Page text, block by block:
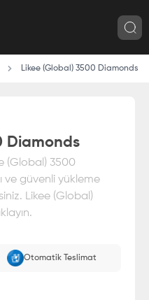
Likee (Global) 3500 Diamonds
Diamonds
(Global) 3500
ve güvenli yükleme
Likee (Global)
Otomatik Teslimat